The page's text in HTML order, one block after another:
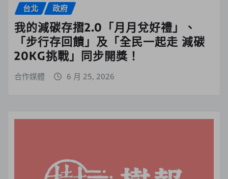
台北 政府
我的減碳存摺2.0「月月兌好禮」、
「步行存回饋」及「全民一起走 減碳
20KG挑戰」同步開獎！
合作媒體 6 月 25, 2026